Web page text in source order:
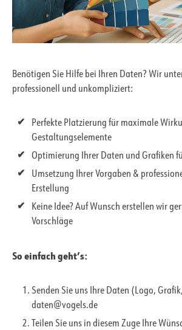
Benötigen Sie Hilfe bei Ihren Daten? Wir
professionell und unkompliziert:
Perfekte Platzierung für maximale
Gestaltungselemente
Optimierung Ihrer Daten und Grafiken
Umsetzung Ihrer Vorgaben &
Erstellung
Keine Idee? Auf Wunsch erstellen wir
Vorschläge
So einfach geht’s:
Senden Sie uns Ihre Daten (Logo,
daten@vogels.de
Teilen Sie uns in diesem Zuge Ihre